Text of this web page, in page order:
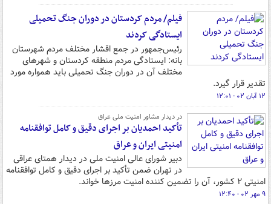
فیلم/ مردم کردستان در دوران جنگ تحمیلی
ایستادگی کردند
رئیس‌جمهور در جمع اقشار مختلف مردم شهرستان
بانه: ایستادگی مردم منطقه کردستان و شهرهای
مختلف آن در دوران جنگ تحمیلی باید همواره مورد
تقدیر قرار گیرد.
۱۲ آبان ۰۲ - ۱۲:۰۱
در دیدار مشاور امنیت ملی عراق
تأکید احمدیان بر اجرای دقیق و کامل توافقنامه
امنیتی ایران و عراق
دبیر شورای عالی امنیت ملی در دیدار همتای عراقی
در تهران ضمن تأکید بر اجرای دقیق و کامل توافقنامه
امنیتی ۲ کشور، آن را تضمین کننده امنیت مرزها خواند.
۹ مهر ۰۲ - ۱۲:۴۰